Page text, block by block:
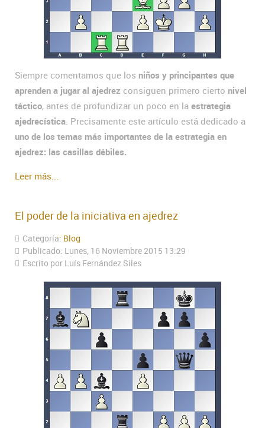
Siempre comentamos que los niños y principantes que
aprenden a jugar al ajedrez consiguen primero cierto nivel
táctico, antes de profundizar un poco en la estrategia
ajedrecística. Precisamente este artículo está dedicado a
uno de los temas más importantes de la estrategia en
ajedrez: las casillas débiles.
Leer más...
El poder de la iniciativa en ajedrez
Categoría: Blog
Publicado: Lunes, 16 Noviembre 2015 13:29
Escrito por Luís Fernández Siles